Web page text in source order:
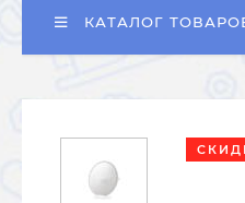
КАТАЛОГ